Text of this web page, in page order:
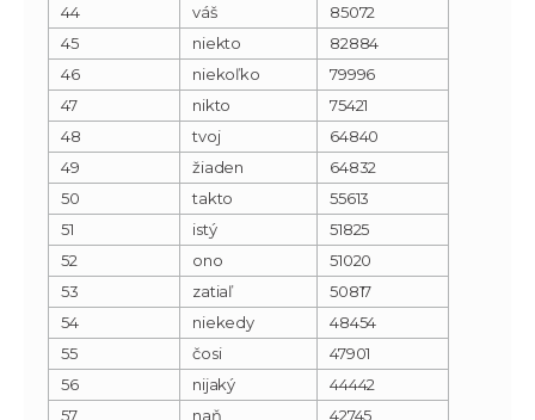
44
váš
85072
45
niekto
82884
46
niekoľko
79996
47
nikto
75421
48
tvoj
64840
49
žiaden
64832
50
takto
55613
51
istý
51825
52
ono
51020
53
zatiaľ
50817
54
niekedy
48454
55
čosi
47901
56
nijaký
44442
57
naň
42745